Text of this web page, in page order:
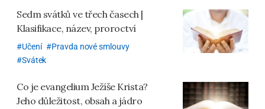
하
Sedm svátků ve třech časech |
Klasifikace, název, proroctví
Učení
Pravda nové smlouvy
Svátek
Co je evangelium Ježíše Krista?
Jeho důležitost, obsah a jádro